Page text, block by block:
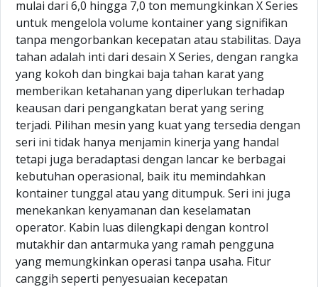
mulai dari 6,0 hingga 7,0 ton memungkinkan X Series
untuk mengelola volume kontainer yang signifikan
tanpa mengorbankan kecepatan atau stabilitas. Daya
tahan adalah inti dari desain X Series, dengan rangka
yang kokoh dan bingkai baja tahan karat yang
memberikan ketahanan yang diperlukan terhadap
keausan dari pengangkatan berat yang sering
terjadi. Pilihan mesin yang kuat yang tersedia dengan
seri ini tidak hanya menjamin kinerja yang handal
tetapi juga beradaptasi dengan lancar ke berbagai
kebutuhan operasional, baik itu memindahkan
kontainer tunggal atau yang ditumpuk. Seri ini juga
menekankan kenyamanan dan keselamatan
operator. Kabin luas dilengkapi dengan kontrol
mutakhir dan antarmuka yang ramah pengguna
yang memungkinkan operasi tanpa usaha. Fitur
canggih seperti penyesuaian kecepatan